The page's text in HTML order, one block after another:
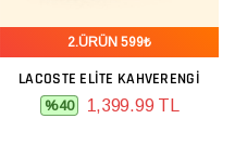
2.ÜRÜN 599₺
LACOSTE ELITE KAHVERENGI
%40 1,399.99 TL